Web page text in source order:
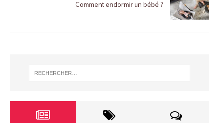
Comment endormir un bébé ?